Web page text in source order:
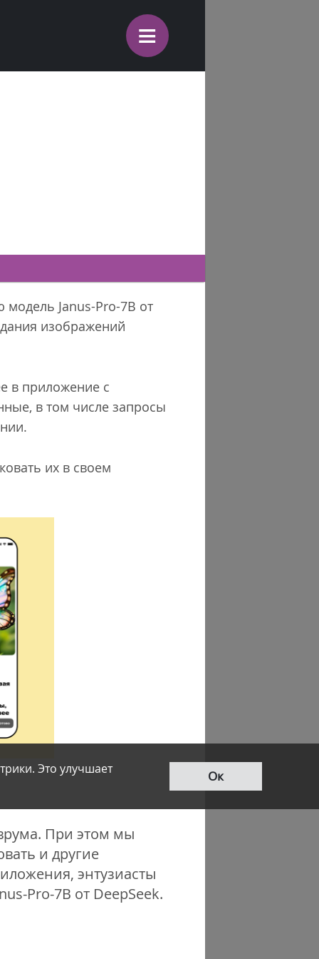
≡
Janus-Pro-7B от
изображений
в приложение с
в том числе запросы
их в своем
При этом мы
и другие
энтузиасты
Pro-7B от DeepSeek.
Это улучшает
Ок